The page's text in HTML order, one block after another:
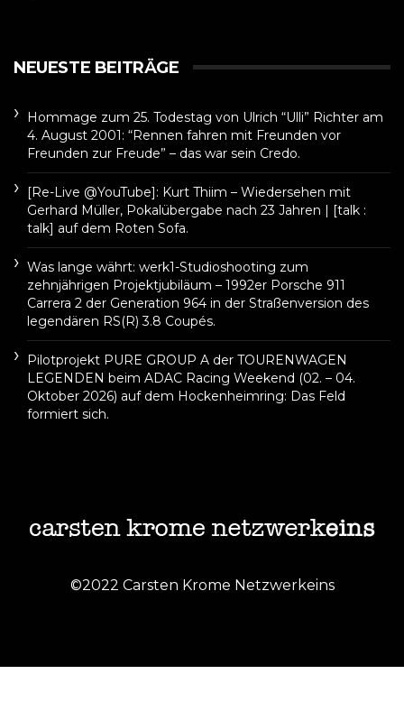
NEUESTE BEITRÄGE
Hommage zum 25. Todestag von Ulrich “Ulli” Richter am
4. August 2001: “Rennen fahren mit Freunden vor
Freunden zur Freude” – das war sein Credo.
[Re-Live @YouTube]: Kurt Thiim – Wiedersehen mit
Gerhard Müller, Pokalübergabe nach 23 Jahren | [talk :
talk] auf dem Roten Sofa.
Was lange währt: werk1-Studioshooting zum
zehnjährigen Projektjubiläum – 1992er Porsche 911
Carrera 2 der Generation 964 in der Straßenversion des
legendären RS(R) 3.8 Coupés.
Pilotprojekt PURE GROUP A der TOURENWAGEN
LEGENDEN beim ADAC Racing Weekend (02. – 04.
Oktober 2026) auf dem Hockenheimring: Das Feld
formiert sich.
©2022 Carsten Krome Netzwerkeins